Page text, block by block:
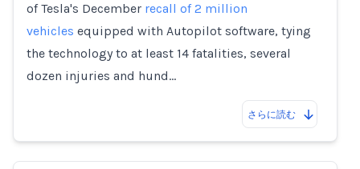
of Tesla's December recall of 2 million
vehicles equipped with Autopilot software, tying
the technology to at least 14 fatalities, several
dozen injuries and hund…
さらに読む